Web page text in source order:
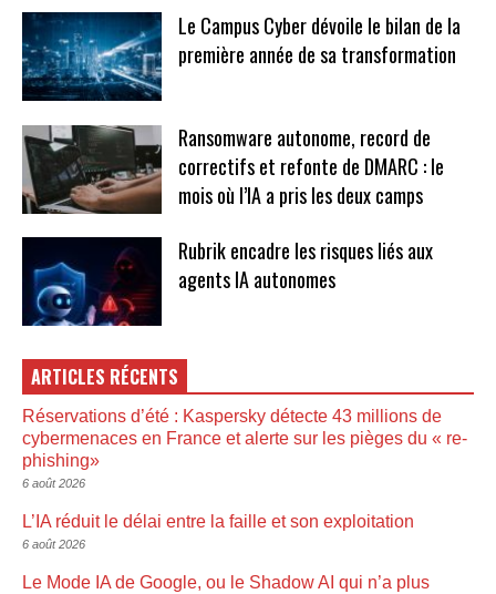
Le Campus Cyber dévoile le bilan de la
première année de sa transformation
Ransomware autonome, record de
correctifs et refonte de DMARC : le
mois où l’IA a pris les deux camps
Rubrik encadre les risques liés aux
agents IA autonomes
ARTICLES RÉCENTS
Réservations d’été : Kaspersky détecte 43 millions de
cybermenaces en France et alerte sur les pièges du « re-
phishing»
6 août 2026
L’IA réduit le délai entre la faille et son exploitation
6 août 2026
Le Mode IA de Google, ou le Shadow AI qui n’a plus